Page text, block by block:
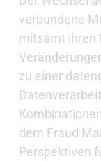
verbundene
mitsamt ihren
zu einer
dem Fraud
Perspektiven